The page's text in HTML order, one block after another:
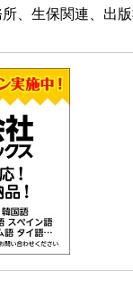
、生保関連、出版